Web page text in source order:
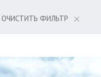
ОЧИСТИТЬ ФИЛЬТР